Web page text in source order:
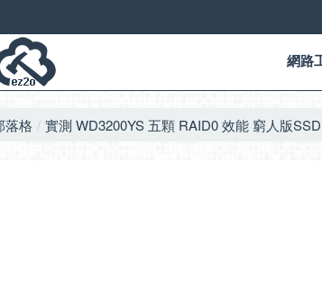
網路
落格 實測 WD3200YS 五顆 RAID0 效能 窮人版SSD